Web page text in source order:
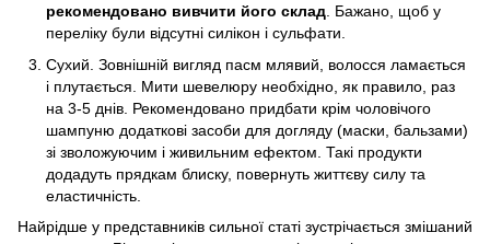
рекомендовано вивчити його склад . Бажано, щоб у
переліку були відсутні силікон і сульфати.
Сухий. Зовнішній вигляд пасм млявий, волосся ламається
і плутається. Мити шевелюру необхідно, як правило, раз
на 3-5 днів. Рекомендовано придбати крім чоловічого
шампуню додаткові засоби для догляду (маски, бальзами)
зі зволожуючим і живильним ефектом. Такі продукти
додадуть прядкам блиску, повернуть життєву силу та
еластичність.
Найрідше у представників сильної статі зустрічається змішаний